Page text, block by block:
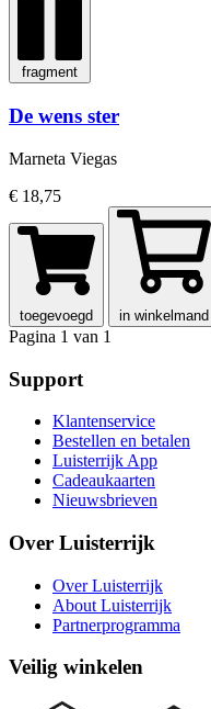
fragment
De wens ster
Marneta Viegas
€ 18,75
toegevoegd in winkelmand
Pagina 1 van 1
Support
Klantenservice
Bestellen en betalen
Luisterrijk App
Cadeaukaarten
Nieuwsbrieven
Over Luisterrijk
Over Luisterrijk
About Luisterrijk
Partnerprogramma
Veilig winkelen